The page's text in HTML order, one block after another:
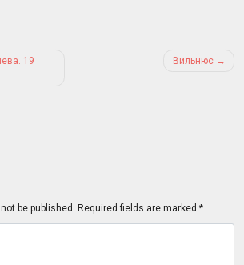
19
Вильнюс
be published. Required fields are marked *